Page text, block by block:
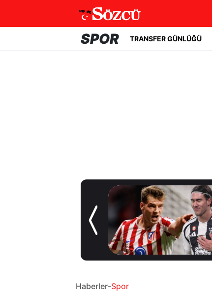
SPOR TRANSFER GÜNLÜĞÜ
Dursun Özbek, 10
numara oynayan
Rus yıldızı istiyor!
Haberler-Spor